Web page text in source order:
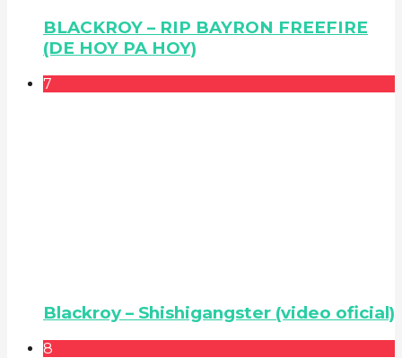
BLACKROY – RIP BAYRON FREEFIRE
(DE HOY PA HOY)
7
Blackroy – Shishigangster (video oficial)
8